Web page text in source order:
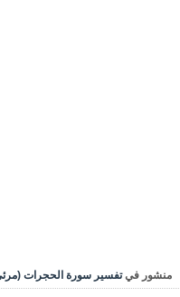
منشور في تفسير سورة الحجرات